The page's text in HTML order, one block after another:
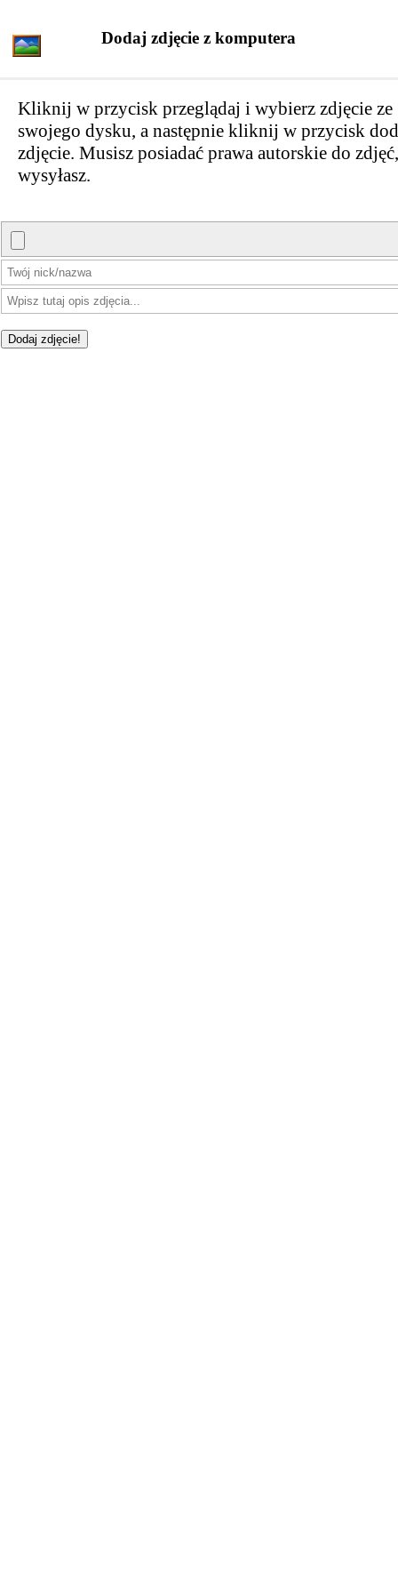
Dodaj zdjęcie z komputera
Kliknij w przycisk przeglądaj i wybierz zdjęcie ze
swojego dysku, a następnie kliknij w przycisk
zdjęcie. Musisz posiadać prawa autorskie do
wysyłasz.